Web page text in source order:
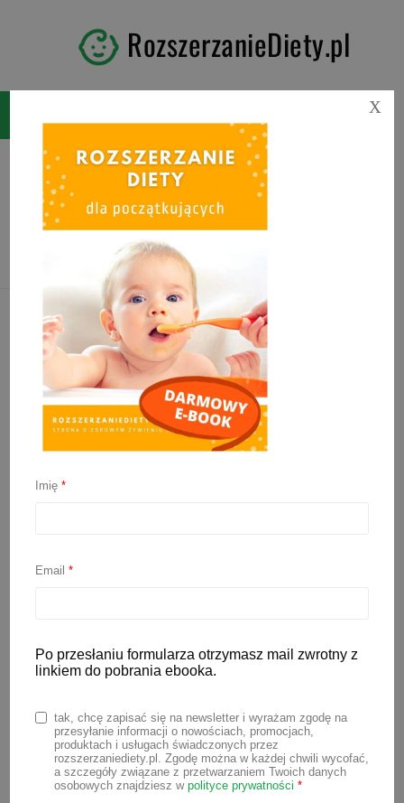
RozszerzanieDiety.pl
Tag:co po kolei podawać
niemowlakowi
diety w praktyce
Właściwe żywienie dziecka w
ogromnie ważne i ma znaczący wpływ
na jego zdrowie w przyszłości. Dlatego
ważne jest, aby każdy rodzic miał
dostęp do aktualnej wiedzy na temat
Imię*
Email*
Po przesłaniu formularza otrzymasz mail zwrotny z
linkiem do pobrania ebooka.
tak, chcę zapisać się na newsletter i wyrażam zgodę na
przesyłanie informacji o nowościach, promocjach,
produktach i usługach świadczonych przez
rozszerzaniediety.pl. Zgodę można w każdej chwili wycofać,
a szczegóły związane z przetwarzaniem Twoich danych
osobowych znajdziesz w polityce prywatności *
X